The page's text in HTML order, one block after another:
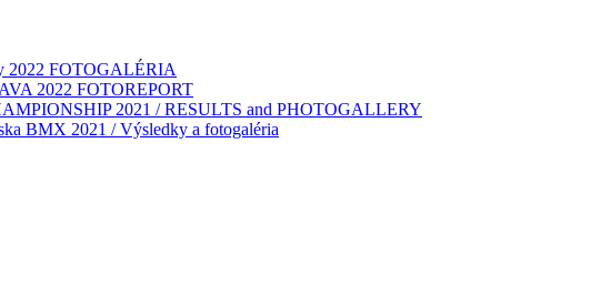
2022 FOTOGALÉRIA
2022 FOTOREPORT
2021 / RESULTS and PHOTOGALLERY
BMX 2021 / Výsledky a fotogaléria